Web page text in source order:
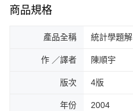
商品規格
產品全稱 統計學題解
作 ／譯者 陳順宇
版次 4版
年份 2004